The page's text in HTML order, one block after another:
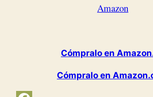
Amazon
Cómpralo en
Cómpralo en